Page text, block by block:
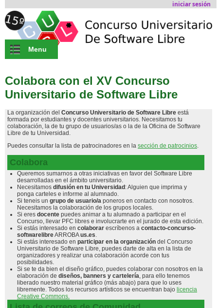
iniciar sesión
Menu
Colabora con el XV Concurso
Universitario de Software Libre
La organización del Concurso Universitario de Software Libre está
formada por estudiantes y docentes universitarios. Necesitamos tu
colaboración, la de tu grupo de usuarios/as o la de la Oficina de Software
Libre de tu Universidad.
Puedes consultar la lista de patrocinadores en la sección de patrocinios.
Colabora
Queremos sumarnos a otras iniciativas en favor del Software Libre
desarrolladas en el ámbito universitario.
Necesitamos difusión en tu Universidad : Alguien que imprima y
ponga carteles e informe al alumnado.
Si teneis un grupo de usuario/a poneros en contacto con nosotros.
Necesitamos la colaboración de los grupos locales.
Si eres docente puedes animar a tu alumnado a participar en el
Concurso, llevar PFC libres e involucrarte en el jurado de esta edición.
Si estás interesado en colaborar escríbenos a contacto-concurso-
softwarelibreARROBAus.es.
Si estás interesado en participar en la organización del Concurso
Universitario de Software Libre, puedes darte de alta en la lista de
organizadores y realizar una colaboración acorde con tus
posibilidades.
Si se te da bien el diseño gráfico, puedes colaborar con nosotros en la
elaboración de diseños, banners y cartelería, para ello tenemos
liberado nuestro material gráfico (más abajo) para que lo uses
libremente. Todos los recursos artísticos se encuentran bajo licencia
Creative Commons.